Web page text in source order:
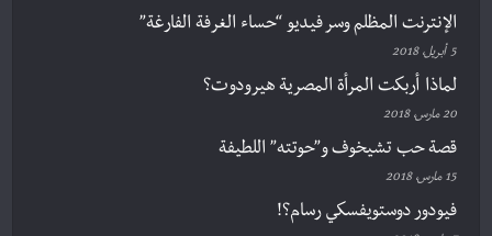
الإنترنت المظلم وسر فيديو “حساء الغرفة الفارغة”
5 أبريل، 2018
لماذا أربكت المرأة المصرية هيرودوت؟
20 مارس، 2018
قصة حب تشيخوف و”حوتته” اللطيفة
15 مارس، 2018
فيودور دوستويفسكي رسام؟!